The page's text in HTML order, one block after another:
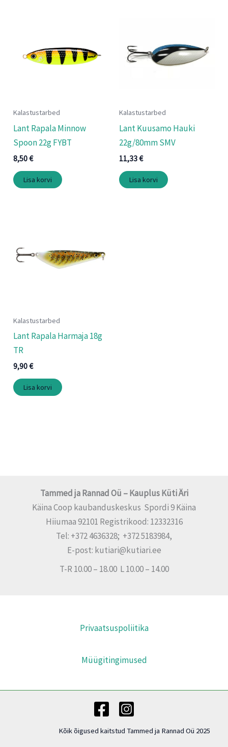
Kalastustarbed
Lant Rapala Minnow
Spoon 22g FYBT
8,50€
Lisa korvi
Kalastustarbed
Lant Kuusamo Hauki
22g/80mm SMV
11,33€
Lisa korvi
Kalastustarbed
Lant Rapala Harmaja 18g
TR
9,90€
Lisa korvi
Tammed ja Rannad Oü – Kauplus Küti Äri
Käina Coop kaubanduskeskus Spordi 9 Käina
Hiiumaa 92101 Registrikood: 12332316
Tel: +372 4636328; +372 5183984,
E-post: kutiari@kutiari.ee
T-R 10.00 – 18.00 L 10.00 – 14.00
Privaatsuspoliitika
Müügitingimused
Kõik õigused kaitstud Tammed ja Rannad Oü 2025